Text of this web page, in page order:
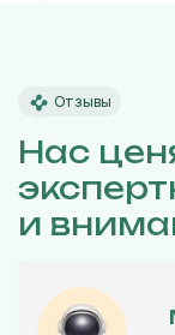
Отзывы
Нас
и